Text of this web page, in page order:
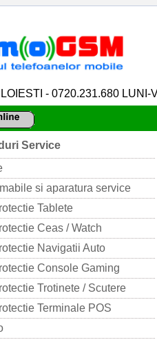
- 0720.231.680 LUNI-
Service
si aparatura service
Tablete
Ceas / Watch
Navigatii Auto
Console Gaming
Trotinete / Scutere
Terminale POS